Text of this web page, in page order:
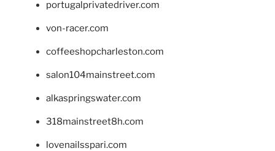
portugalprivatedriver.com
von-racer.com
coffeeshopcharleston.com
salon104mainstreet.com
alkaspringswater.com
318mainstreet8h.com
lovenailsspari.com